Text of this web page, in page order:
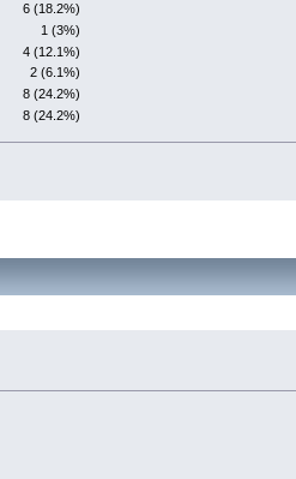
6 (18.2%)
1 (3%)
4 (12.1%)
2 (6.1%)
8 (24.2%)
8 (24.2%)